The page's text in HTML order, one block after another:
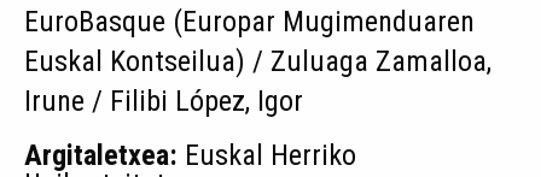
EuroBasque (Europar Mugimenduaren
Euskal Kontseilua) / Zuluaga Zamalloa,
Irune / Filibi López, Igor
Argitaletxea: Euskal Herriko